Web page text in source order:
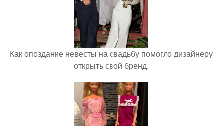
Как опоздание невесты на свадьбу помогло дизайнеру
открыть свой бренд.